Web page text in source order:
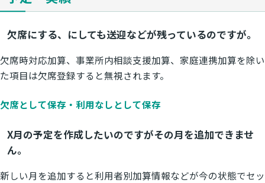
欠席にする、にしても送迎などが残っているのですが。
欠席時対応加算、事業所内相談支援加算、家庭連携加算を除い
た項目は欠席登録すると無視されます。
欠席として保存・利用なしとして保存
X月の予定を作成したいのですがその月を追加できませ
ん。
新しい月を追加すると利用者別加算情報などが今の状態でセッ